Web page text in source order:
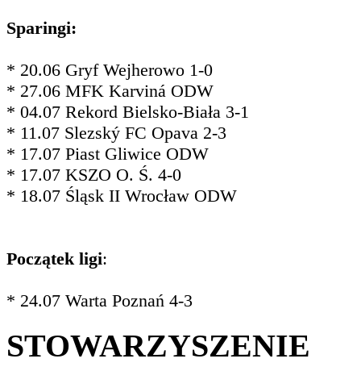
Sparingi:
* 20.06 Gryf Wejherowo 1-0
* 27.06 MFK Karviná ODW
* 04.07 Rekord Bielsko-Biała 3-1
* 11.07 Slezský FC Opava 2-3
* 17.07 Piast Gliwice ODW
* 17.07 KSZO O. Ś. 4-0
* 18.07 Śląsk II Wrocław ODW
Początek ligi:
* 24.07 Warta Poznań 4-3
STOWARZYSZENIE